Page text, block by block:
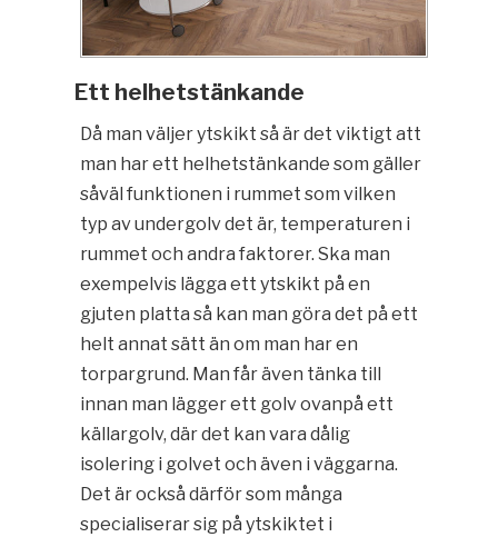
Ett helhetstänkande
Då man väljer ytskikt så är det viktigt att
man har ett helhetstänkande som gäller
såväl funktionen i rummet som vilken
typ av undergolv det är, temperaturen i
rummet och andra faktorer. Ska man
exempelvis lägga ett ytskikt på en
gjuten platta så kan man göra det på ett
helt annat sätt än om man har en
torpargrund. Man får även tänka till
innan man lägger ett golv ovanpå ett
källargolv, där det kan vara dålig
isolering i golvet och även i väggarna.
Det är också därför som många
specialiserar sig på ytskiktet i